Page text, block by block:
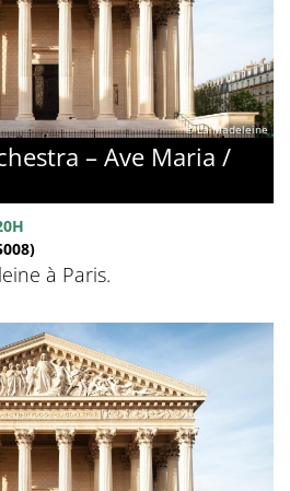
© La Madeleine
– Ave Maria /
à Paris.